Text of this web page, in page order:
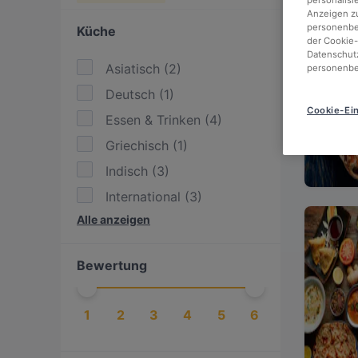
Küche
Asiatisch (2)
Deutsch (1)
Essen & Trinken (4)
Griechisch (1)
Indisch (3)
International (3)
Italienisch
Pakistanisch
Pizza
1)
Alle anzeigen
Bewertung
1 2 3 4 5 6
Anzeigen
der
Cookie-